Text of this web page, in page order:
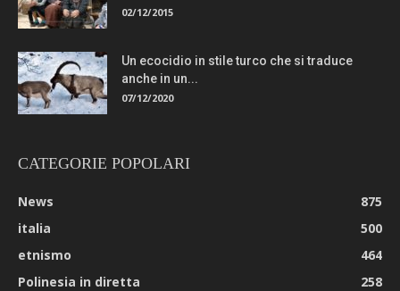
02/12/2015
Un ecocidio in stile turco che si traduce
anche in un...
07/12/2020
CATEGORIE POPOLARI
News
875
italia
500
etnismo
464
Polinesia in diretta
258